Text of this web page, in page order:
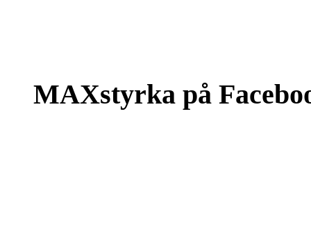
MAXstyrka på